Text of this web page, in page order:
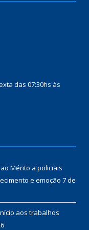
das 07:30hs às
Mérito a policiais
e emoção 7 de
aos trabalhos